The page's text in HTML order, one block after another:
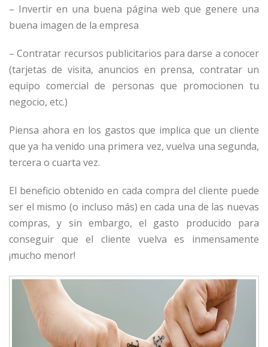
– Invertir en una buena página web que genere una
buena imagen de la empresa
– Contratar recursos publicitarios para darse a conocer
(tarjetas de visita, anuncios en prensa, contratar un
equipo comercial de personas que promocionen tu
negocio, etc.)
Piensa ahora en los gastos que implica que un cliente
que ya ha venido una primera vez, vuelva una segunda,
tercera o cuarta vez.
El beneficio obtenido en cada compra del cliente puede
ser el mismo (o incluso más) en cada una de las nuevas
compras, y sin embargo, el gasto producido para
conseguir que el cliente vuelva es inmensamente
¡mucho menor!